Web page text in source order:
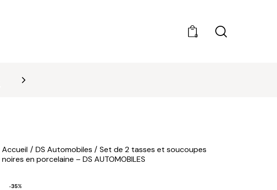
0
Accueil DS Automobiles
Set de 2 tasses et soucoupes
noires en porcelaine – DS AUTOMOBILES
-35%